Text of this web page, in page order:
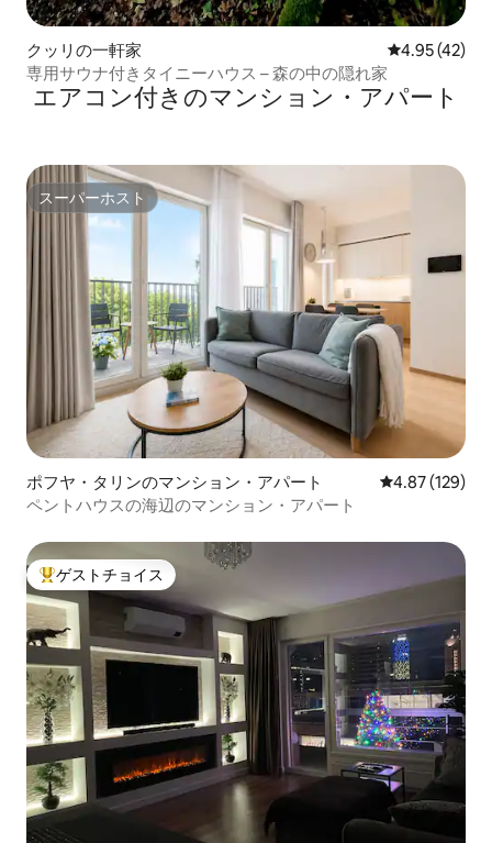
クッリの一軒家 レビュー42
4.95 (42)
専用サウナ付きタイニーハウス – 森の中の隠れ家
エアコン付きのマンション・アパート
スーパーホスト
スーパーホスト
ポフヤ・タリンのマンション・アパート レビュー129
4.87 (129)
ペントハウスの海辺のマンション・アパート
大好評のゲストチョイスです。
ゲストチョイス